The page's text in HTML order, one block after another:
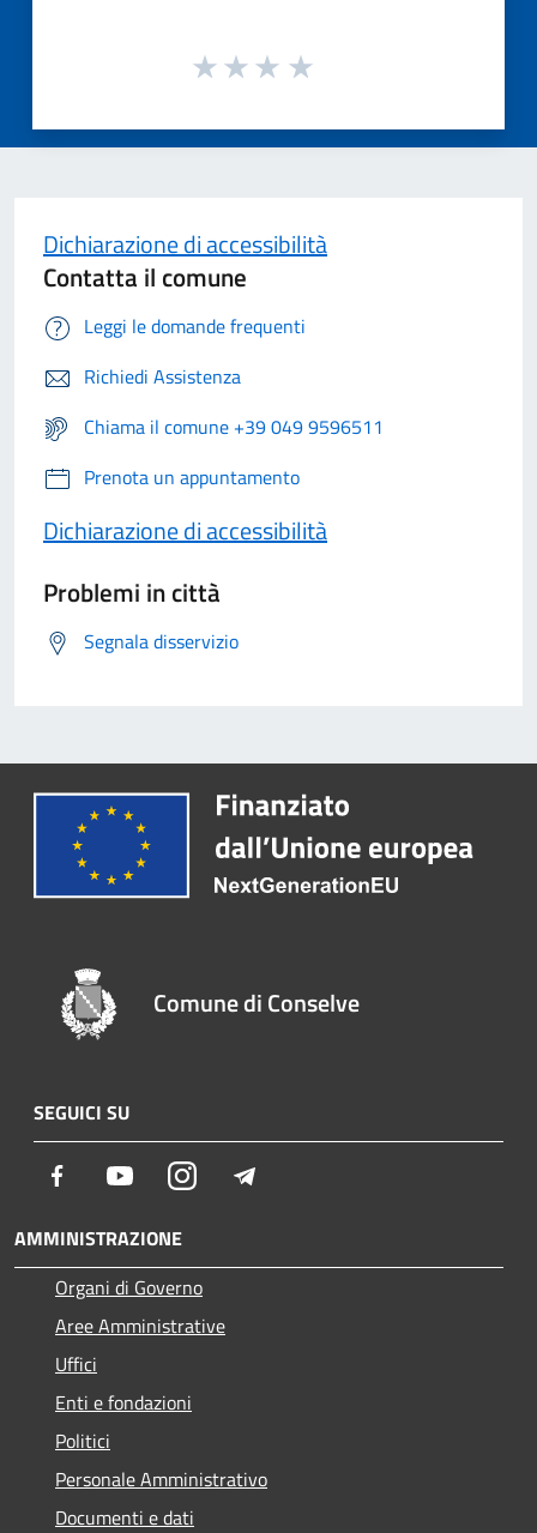
Dichiarazione di accessibilità
Contatta il comune
Leggi le domande frequenti
Richiedi Assistenza
Chiama il comune +39 049 9596511
Prenota un appuntamento
Dichiarazione di accessibilità
Problemi in città
Segnala disservizio
Comune di Conselve
SEGUICI SU
Facebook YoutubeInstagram
AMMINISTRAZIONE
Organi di Governo
Aree Amministrative
Uffici
Enti e fondazioni
Politici
Personale Amministrativo
Documenti e dati